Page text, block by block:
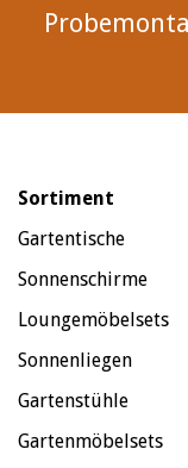
Sortiment
Gartentische
Sonnenschirme
Loungemöbelsets
Sonnenliegen
Gartenstühle
Gartenmöbelsets